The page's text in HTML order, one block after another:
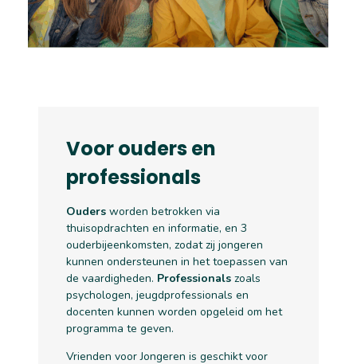
Voor ouders en
professionals
Oudersworden betrokken via
thuisopdrachten en informatie, en 3
ouderbijeenkomsten, zodat zij jongeren
kunnen ondersteunen in het toepassen van
de vaardigheden. Professionalszoals
psychologen, jeugdprofessionals en
docenten kunnen worden opgeleid om het
programma te geven.
Vrienden voor Jongeren is geschikt voor